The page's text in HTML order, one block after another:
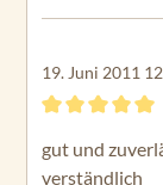
19. Juni 2011
gut und
verständlich